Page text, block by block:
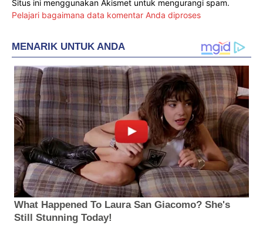
Situs ini menggunakan Akismet untuk mengurangi spam.
Pelajari bagaimana data komentar Anda diproses